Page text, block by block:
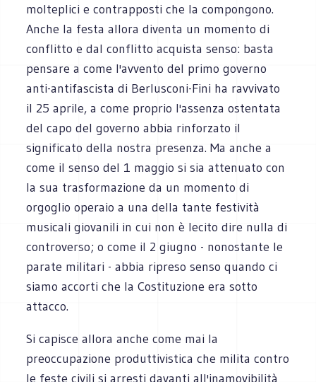
molteplici e contrapposti che la compongono.
Anche la festa allora diventa un momento di
conflitto e dal conflitto acquista senso: basta
pensare a come l'avvento del primo governo
anti-antifascista di Berlusconi-Fini ha ravvivato
il 25 aprile, a come proprio l'assenza ostentata
del capo del governo abbia rinforzato il
significato della nostra presenza. Ma anche a
come il senso del 1 maggio si sia attenuato con
la sua trasformazione da un momento di
orgoglio operaio a una della tante festività
musicali giovanili in cui non è lecito dire nulla di
controverso; o come il 2 giugno - nonostante le
parate militari - abbia ripreso senso quando ci
siamo accorti che la Costituzione era sotto
attacco.
Si capisce allora anche come mai la
preoccupazione produttivistica che milita contro
le feste civili si arresti davanti all'inamovibilità